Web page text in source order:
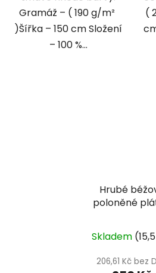
Gramáž – ( 190 g/m²
)Šířka – 150 cm Složení
– 100 %...
(
Hrubé
poloněné
Skladem
206,61 Kč bez